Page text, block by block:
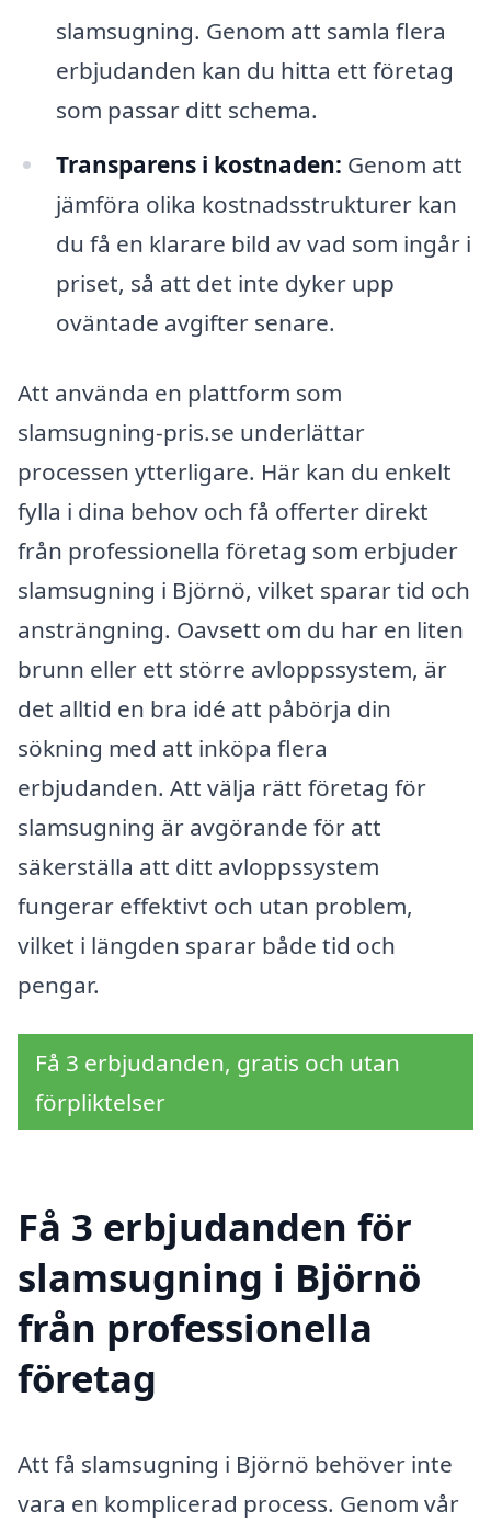
slamsugning. Genom att samla flera
erbjudanden kan du hitta ett företag
som passar ditt schema.
Transparens i kostnaden: Genom att
jämföra olika kostnadsstrukturer kan
du få en klarare bild av vad som ingår i
priset, så att det inte dyker upp
oväntade avgifter senare.
Att använda en plattform som
slamsugning-pris.se underlättar
processen ytterligare. Här kan du enkelt
fylla i dina behov och få offerter direkt
från professionella företag som erbjuder
slamsugning i Björnö, vilket sparar tid och
ansträngning. Oavsett om du har en liten
brunn eller ett större avloppssystem, är
det alltid en bra idé att påbörja din
sökning med att inköpa flera
erbjudanden. Att välja rätt företag för
slamsugning är avgörande för att
säkerställa att ditt avloppssystem
fungerar effektivt och utan problem,
vilket i längden sparar både tid och
pengar.
Få 3 erbjudanden, gratis och utan
förpliktelser
Få 3 erbjudanden för
slamsugning i Björnö
från professionella
företag
Att få slamsugning i Björnö behöver inte
vara en komplicerad process. Genom vår